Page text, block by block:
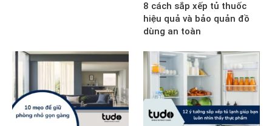
8 cách sắp xếp tủ thuốc
hiệu quả và bảo quản đồ
dùng an toàn